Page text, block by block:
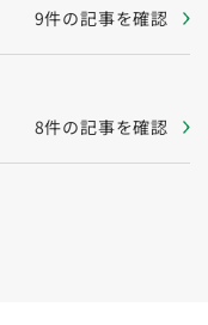
9件の記事を確認
8件の記事を確認